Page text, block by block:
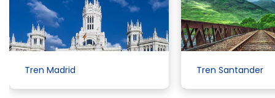
Tren Madrid Tren Santander